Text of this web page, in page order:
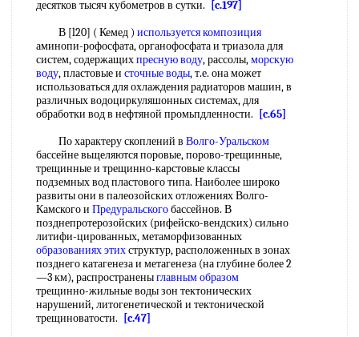
десятков тысяч кубометров в сутки.
[c.197]
В [l20] ( Кемед ) используется композиция
аминопи-рофосфата, органофосфата и триазола для
систем, содержащихпресную воду, рассолы,морскую
воду, пластовые и сточные воды, т.е. она может
использоваться для охлаждения радиаторов машин, в
различных водоциркуляшонных системах, для
обработки вод в нефтяной промьпдленности.
[c.65]
По характеру скоплений в Волго-Уральском
бассейне вьщеляются поровые, порово-трещинные,
трещинные и трещинно-карстовые классы
подземных вод пластового типа. Наиболее широко
развиты они в палеозойских отложениях Волго-
Камского и Предуральскогобассейнов. В
позднепротерозойских (рифейско-вендских) сильно
литифи-цированных, метаморфизованных
образованиях этихструктур, расположенных в зонах
позднего катагенеза и метагенеза (на глубине более 2
—3 км), распространеныглавным образом
трещинно-жильные воды зон тектонических
нарушений, литогенетической и тектонической
трещиноватости.
[c.47]